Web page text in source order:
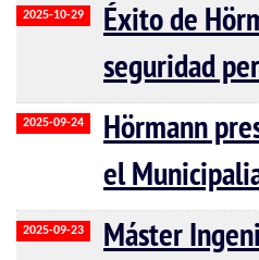
2025-10-29
Éxito de
seguridad
2025-09-24
Hörmann
el
2025-09-23
Máster